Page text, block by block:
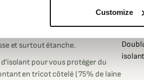
Customize
des plus élégants et tendance.
huilée d'une épaisseur de 14 oz
et surtout étanche.
pour vous protéger du
en tricot côtelé ( 75% de laine